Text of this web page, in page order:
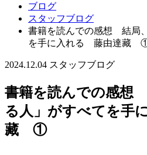
ブログ
スタッフブログ
書籍を読んでの感想 結局
を手に入れる 藤由達藏
2024.12.04 スタッフブログ
書籍を読んでの感想
る人」がすべてを手
藏 ①